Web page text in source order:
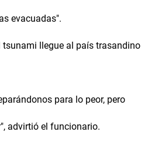
evacuadas".
tsunami llegue al país trasandino
para lo peor, pero
advirtió el funcionario.